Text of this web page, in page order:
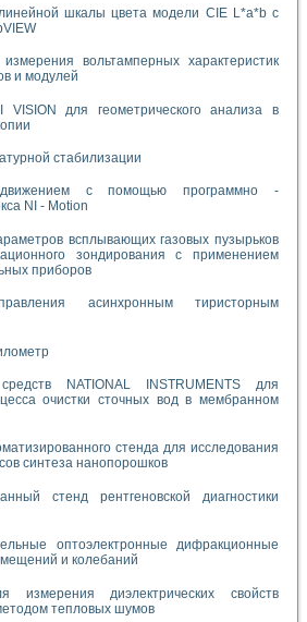
шкалы цвета модели CIE L*a*b с
вольтамперных характеристик
и модулей
VISION для геометрического анализа в
стабилизации
движением с помощью программно -
NI - Motion
всплывающих газовых пузырьков
зондирования с применением
приборов
асинхронным тиристорным
NATIONAL INSTRUMENTS для
очистки сточных вод в мембранном
стенда для исследования
синтеза нанопорошков
стенд рентгеновской диагностики
оптоэлектронные дифракционные
и колебаний
измерения диэлектрических свойств
тепловых шумов